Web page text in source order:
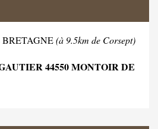
(à 9.5km de Corsept)
44550 MONTOIR DE